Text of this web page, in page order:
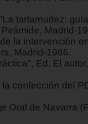
tartamudez:
Madrid-
la intervención
Madrid-1986.
Ed. El
confección del
Oral de Navarra